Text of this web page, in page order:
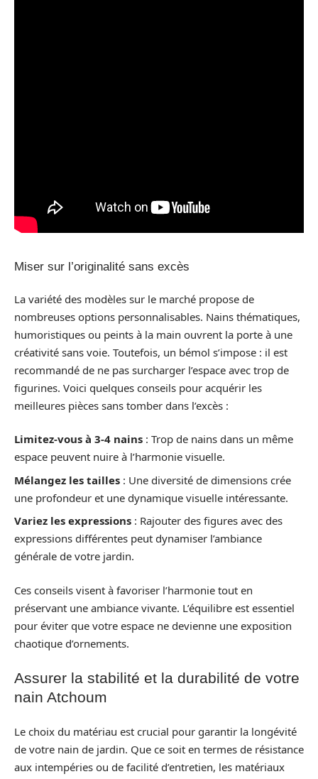
Miser sur l’originalité sans excès
La variété des modèles sur le marché propose de
nombreuses options personnalisables. Nains thématiques,
humoristiques ou peints à la main ouvrent la porte à une
créativité sans voie. Toutefois, un bémol s’impose : il est
recommandé de ne pas surcharger l’espace avec trop de
figurines. Voici quelques conseils pour acquérir les
meilleures pièces sans tomber dans l’excès :
Limitez-vous à 3-4 nains : Trop de nains dans un même
espace peuvent nuire à l’harmonie visuelle.
Mélangez les tailles : Une diversité de dimensions crée
une profondeur et une dynamique visuelle intéressante.
Variez les expressions : Rajouter des figures avec des
expressions différentes peut dynamiser l’ambiance
générale de votre jardin.
Ces conseils visent à favoriser l’harmonie tout en
préservant une ambiance vivante. L’équilibre est essentiel
pour éviter que votre espace ne devienne une exposition
chaotique d’ornements.
Assurer la stabilité et la durabilité de votre
nain Atchoum
Le choix du matériau est crucial pour garantir la longévité
de votre nain de jardin. Que ce soit en termes de résistance
aux intempéries ou de facilité d’entretien, les matériaux